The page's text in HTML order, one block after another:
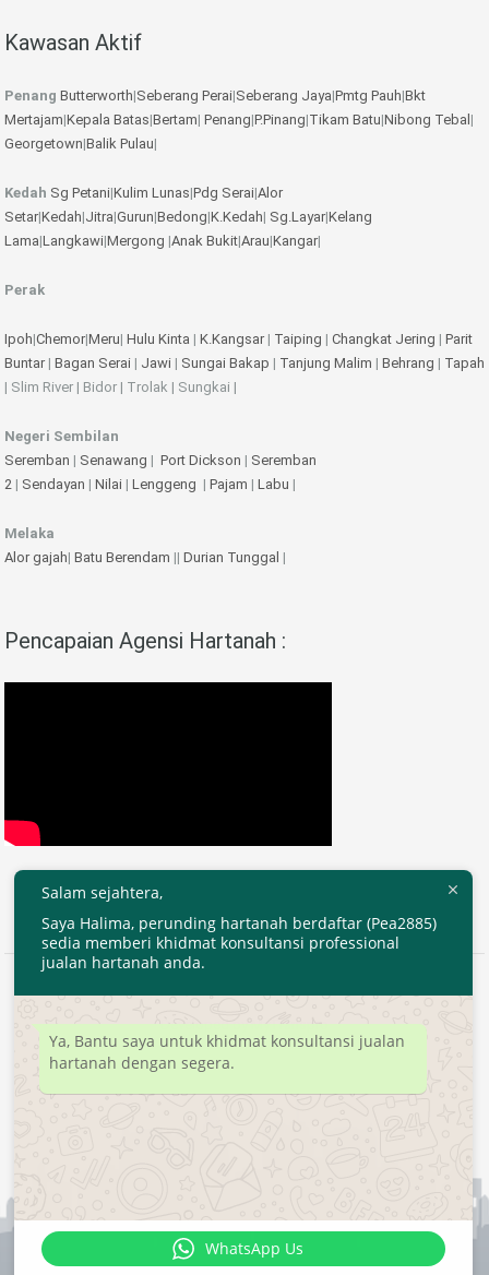
Kawasan Aktif
Penang Butterworth|Seberang Perai|Seberang Jaya|Pmtg Pauh|Bkt
Mertajam|Kepala Batas|Bertam| Penang|P.Pinang|Tikam Batu|Nibong Tebal |
Georgetown|Balik Pulau|
Kedah Sg Petani|Kulim Lunas|Pdg Serai|Alor
Setar|Kedah|Jitra|Gurun|Bedong|K.Kedah| Sg.Layar|Kelang
Lama|Langkawi|Mergong |Anak Bukit|Arau|Kangar|
Perak
Ipoh|Chemor|Meru| Hulu Kinta | K.Kangsar| Taiping | Changkat Jering | Parit
Buntar| Bagan Serai | Jawi | Sungai Bakap | Tanjung Malim | Behrang | Tapah
| Slim River | Bidor | Trolak | Sungkai |
Negeri Sembilan
Seremban | Senawang | Port Dickson | Seremban
2 | Sendayan | Nilai | Lenggeng | Pajam | Labu |
Melaka
Alor gajah| Batu Berendam || Durian Tunggal |
Pencapaian Agensi Hartanah :
2020 © EjenHartanahKL.com. All Right Reserved.
Developed byMyTranspro
Salam sejahtera,
Saya Halima, perunding hartanah berdaftar (Pea2885)
sedia memberi khidmat konsultansi professional
jualan hartanah anda.
Ya, Bantu saya untuk khidmat konsultansi jualan
hartanah dengan segera.
WhatsApp Us